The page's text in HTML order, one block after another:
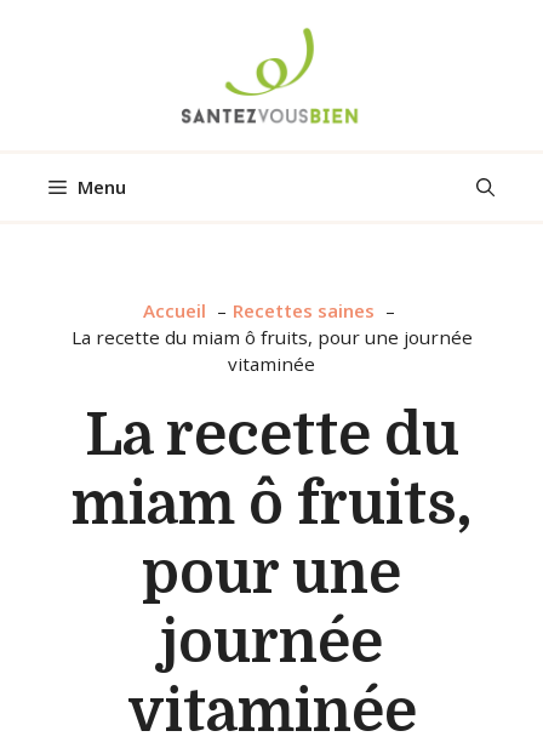
Menu
Accueil
Recettes saines
La recette du miam ô fruits, pour une journée
vitaminée
La recette du
miam ô fruits,
pour une
journée
vitaminée